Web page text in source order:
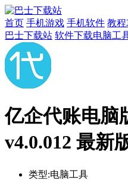
首页 手机游戏 手机软件 教程
巴士下载站 软件下载电脑工
亿企代账电脑
v4.0.012 最新
类型:​​电脑工具